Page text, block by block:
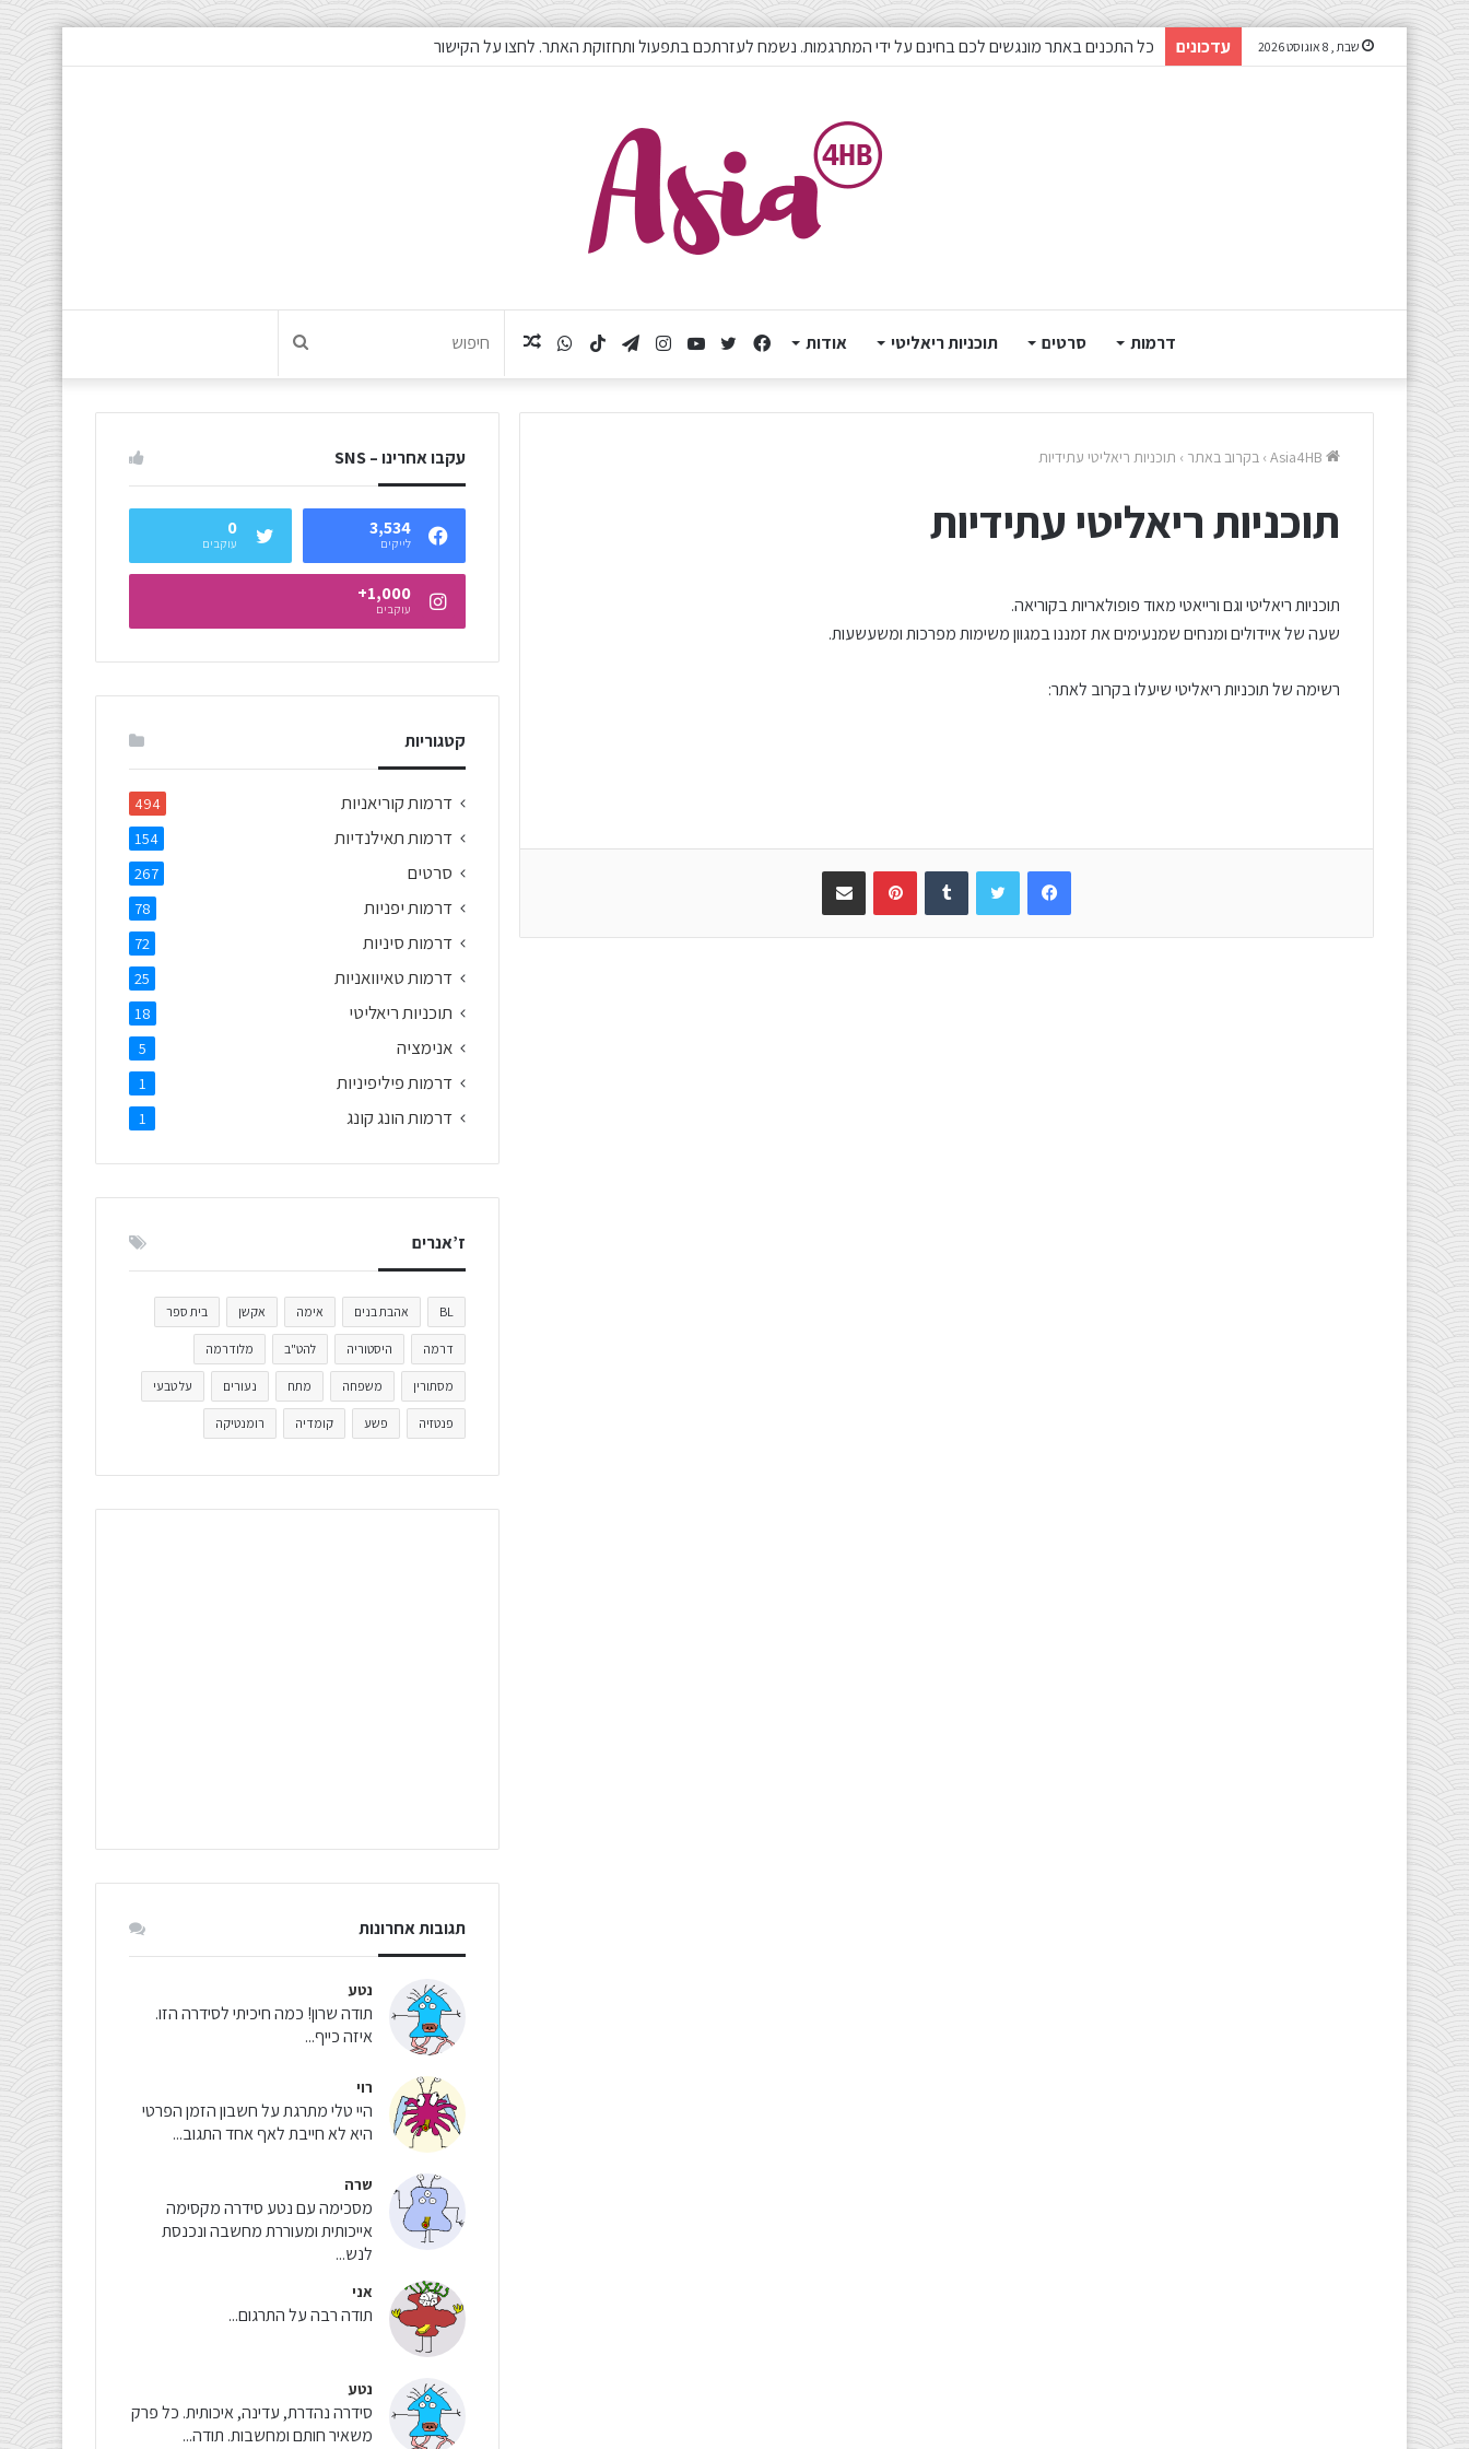
שבת , 8 אוגוסט 2026 עדכונים כל התכנים באתר מונגשים לכם בחינם על ידי המתרגמות. נשמח לעזרתכם בתפעול ותחזוקת האתר. לחצו על הקישור
דרמות סרטים תוכניות ריאליטי אודות
אקראי
WhatsAppTikTokTelegramInstagramYouTubeTwitterFacebook
› בקרוב באתר › תוכניות ריאליטי עתידיות
תוכניות ריאליטי עתידיות
תוכניות ריאליטי וגם ורייאטי מאוד פופולאריות בקוריאה.
שעה של איידולים ומנחים שמנעימים את זמננו במגוון משימות מפרכות ומשעשעות.
רשימה של תוכניות ריאליטי שיעלו בקרוב לאתר:
Facebook
עקבו אחרינו – SNS
3,534
לייקים
0
עוקבים
1,000+
עוקבים
קטגוריות
דרמות קוריאניות 494
דרמות תאילנדיות 154
סרטים 267
דרמות יפניות 78
דרמות סיניות 72
דרמות טאיוואניות 25
תוכניות ריאליטי 18
אנימציה 5
דרמות פיליפיניות 1
דרמות הונג קונג 1
ז’אנרים
BL אהבת בנים אימה אקשן בית ספר
דרמה היסטוריה להט"ב מלודרמה
מסתורין משפחה מתח נעורים על טבעי
פנטזיה פשע קומדיה רומנטיקה
תגובות אחרונות
נטע
תודה שרון! כמה חיכיתי לסידרה הזו.
איזה כייף...
רוי
היי טלי מתרגת על חשבון הזמן הפרטי
היא לא חייבת לאף אחד התגוב...
שרה
מסכימה עם נטע סידרה מקסימה
אייכותית ומעוררת מחשבה ונכנסת
לנש...
אני
תודה רבה על התרגום...
נטע
סידרה נהדרת, עדינה, איכותית. כל פרק
משאיר חותם ומחשבות. תודה...